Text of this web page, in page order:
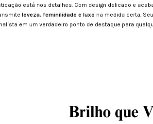
está nos detalhes. Com design delicado e
leveza, feminilidade e luxo na medida certa.
em um verdadeiro ponto de destaque para